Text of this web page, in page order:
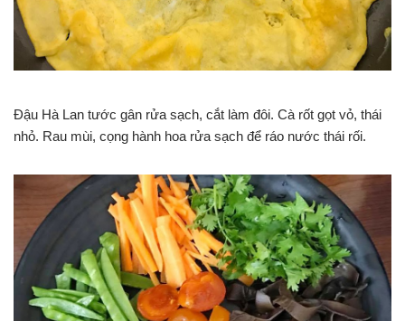
Đậu Hà Lan tước gân rửa sạch, cắt làm đôi. Cà rốt gọt vỏ, thái
nhỏ. Rau mùi, cọng hành hoa rửa sạch để ráo nước thái rối.